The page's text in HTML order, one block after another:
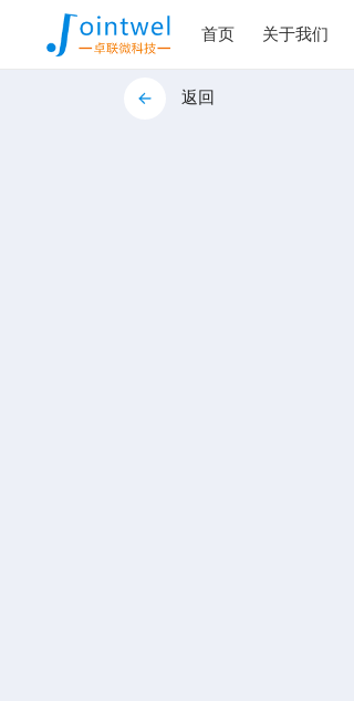
首页 关于我们
返回